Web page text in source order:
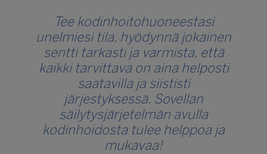
Tee kodinhoitohuoneestasi
unelmiesi tila, hyödynnä jokainen
sentti tarkasti ja varmista, että
kaikki tarvittava on aina helposti
saatavilla ja siististi
järjestyksessä. Sovellan
säilytysjärjetelmän avulla
kodinhoidosta tulee helppoa ja
mukavaa!